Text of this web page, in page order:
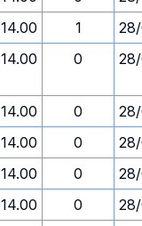
14.00 1
14.00 0
14.00 0
14.00 0
14.00 0
14.00 0